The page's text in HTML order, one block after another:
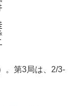
。第3局は、2/3-